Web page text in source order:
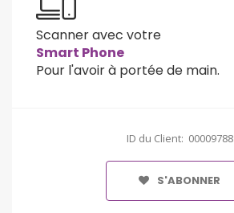
Scanner avec votre
Smart Phone
Pour l'avoir à portée de main.
ID du Client: 00009788
S'ABONNER